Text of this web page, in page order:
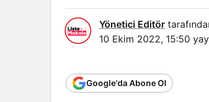
Yönetici Editör
10 Ekim 2022, 15:50
Google'da Abone Ol